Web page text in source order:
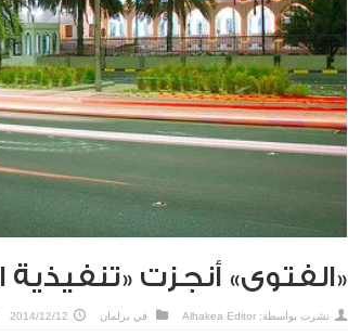
«الفتوى» أنجزت
نشرت بواسطة: Alhakea Editor في برلمان 2014/12/12